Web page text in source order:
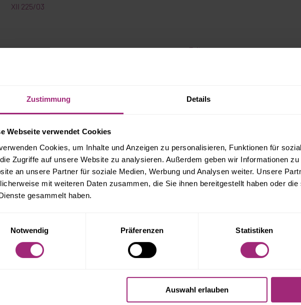
Zustimmung Details
Webseite verwendet Cookies
Cookies, um Inhalte und Anzeigen zu personalisieren, Funktionen für
Zugriffe auf unsere Website zu analysieren. Außerdem geben wir Informationen
an unsere Partner für soziale Medien, Werbung und Analysen weiter. Unsere
mit weiteren Daten zusammen, die Sie ihnen bereitgestellt haben oder
gesammelt haben.
Notwendig
Präferenzen Statistiken
Auswahl erlauben
XII 225/03
Teilen
Vorheriger Beitrag
Mieterhöhung